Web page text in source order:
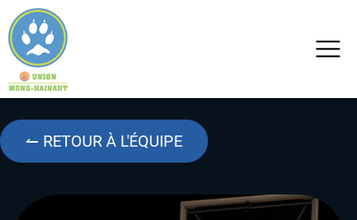
↼ RETOUR À L'ÉQUIPE